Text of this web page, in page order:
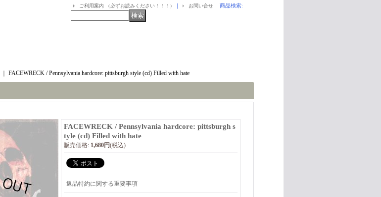
ご利用案内 （必ずお読みください！！！） ｜ お問い合せ 商品検索:
FACEWRECK / Pennsylvania hardcore: pittsburgh style (cd) Filled with hate
FACEWRECK / Pennsylvania hardcore: pittsburgh s
tyle (cd) Filled with hate
販売価格: 1,680円(税込)
返品特約に関する重要事項